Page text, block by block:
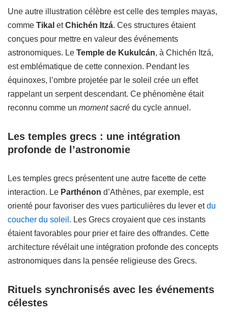
Une autre illustration célèbre est celle des temples mayas,
comme Tikal etChichén Itzá. Ces structures étaient
conçues pour mettre en valeur des événements
astronomiques. Le Temple de Kukulcán, à Chichén Itzá,
est emblématique de cette connexion. Pendant les
équinoxes, l’ombre projetée par le soleil crée un effet
rappelant un serpent descendant. Ce phénomène était
reconnu comme un moment sacré du cycle annuel.
Les temples grecs : une intégration
profonde de l’astronomie
Les temples grecs présentent une autre facette de cette
interaction. Le Parthénon d’Athènes, par exemple, est
orienté pour favoriser des vues particulières du lever etdu
coucher du soleil . Les Grecs croyaient que ces instants
étaient favorables pour prier et faire des offrandes. Cette
architecture révélait une intégration profonde des concepts
astronomiques dans la pensée religieuse des Grecs.
Rituels synchronisés avec les événements
célestes